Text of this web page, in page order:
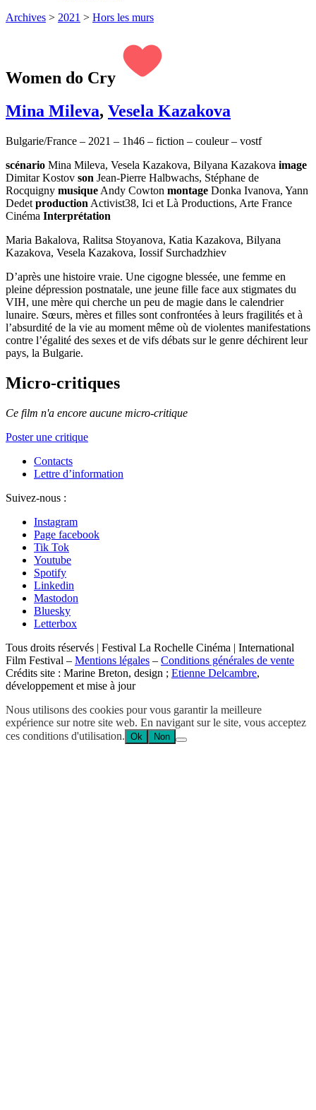
Archives > 2021 > Hors les murs
Women do Cry
Mina Mileva, Vesela Kazakova
Bulgarie/France – 2021 – 1h46 – fiction – couleur – vostf
scénario Mina Mileva, Vesela Kazakova, Bilyana Kazakova image
Dimitar Kostov son Jean-Pierre Halbwachs, Stéphane de
Rocquigny musique Andy Cowton montage Donka Ivanova, Yann
Dedet production Activist38, Ici et Là Productions, Arte France
Cinéma Interprétation
Maria Bakalova, Ralitsa Stoyanova, Katia Kazakova, Bilyana
Kazakova, Vesela Kazakova, Iossif Surchadzhiev
D’après une histoire vraie. Une cigogne blessée, une femme en
pleine dépression postnatale, une jeune fille face aux stigmates du
VIH, une mère qui cherche un peu de magie dans le calendrier
lunaire. Sœurs, mères et filles sont confrontées à leurs fragilités et à
l’absurdité de la vie au moment même où de violentes manifestations
contre l’égalité des sexes et de vifs débats sur le genre déchirent leur
pays, la Bulgarie.
Micro-critiques
Ce film n'a encore aucune micro-critique
Poster une critique
Contacts
Lettre d’information
Suivez-nous :
Instagram
Page facebook
Tik Tok
Youtube
Spotify
Linkedin
Mastodon
Bluesky
Letterbox
Tous droits réservés | Festival La Rochelle Cinéma | International
Film Festival – Mentions légales – Conditions générales de vente
Crédits site : Marine Breton, design ; Etienne Delcambre,
développement et mise à jour
Nous utilisons des cookies pour vous garantir la meilleure
expérience sur notre site web. En navigant sur le site, vous acceptez
ces conditions d'utilisation. Ok Non